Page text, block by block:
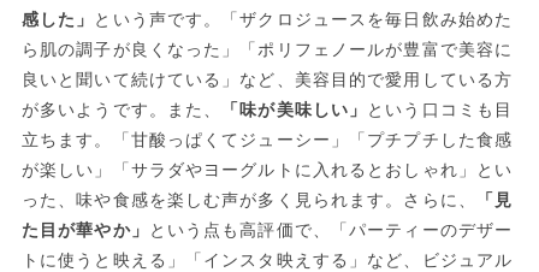
感した」 という声です。「ザクロジュースを毎日飲み始めた
ら肌の調子が良くなった」「ポリフェノールが豊富で美容に
良いと聞いて続けている」など、美容目的で愛用している方
が多いようです。また、
「味が美味しい」
という口コミも目
立ちます。「甘酸っぱくてジューシー」「プチプチした食感
が楽しい」「サラダやヨーグルトに入れるとおしゃれ」とい
った、味や食感を楽しむ声が多く見られます。さらに、
「見
た目が華やか」
という点も高評価で、「パーティーのデザー
トに使うと映える」「インスタ映えする」など、ビジュアル